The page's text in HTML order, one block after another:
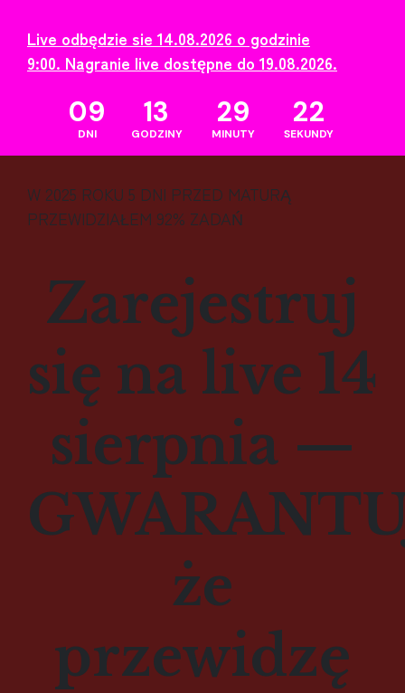
Live odbędzie sie 14.08.2026 o godzinie
9:00. Nagranie live dostępne do 19.08.2026.
09
DNI
13
GODZINY
29
MINUTY
21
SEKUNDY
W 2025 ROKU 5 DNI PRZED MATURĄ
PRZEWIDZIAŁEM 92% ZADAŃ
Zarejestruj
się na live 14
sierpnia —
że
przewidzę